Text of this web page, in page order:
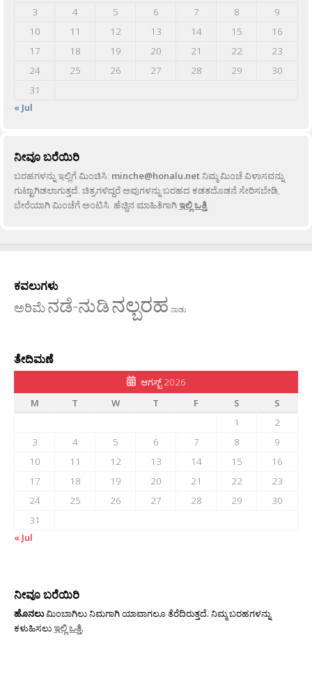
3
4 5 6 7 8
9
10
11 12 13 14 15
16
17
18 19 20 21 22
23
24
25 26 27 28 29
30
31
« Jul
ನೀವೂ ಬರೆಯಿರಿ
ಬರಹಗಳನ್ನು ಇಲ್ಲಿಗೆ ಮಿಂಚಿಸಿ: minche@honalu.netನಿಮ್ಮ ಮಿಂಚೆ ವಿಳಾಸವನ್ನು
ಗುಟ್ಟಾಗಿಡಲಾಗುತ್ತದೆ. ಚಿತ್ರಗಳಿದ್ದರೆ ಅವುಗಳನ್ನು ಬರಹದ ಕಡತದೊಡನೆ ಸೇರಿಸಬೇಡಿ,
ಬೇರೆಯಾಗಿ ಮಿಂಚೆಗೆ ಅಂಟಿಸಿ. ಹೆಚ್ಚಿನ ಮಾಹಿತಿಗಾಗಿಇಲ್ಲಿ ಒತ್ತಿ.
ಕವಲುಗಳು
ಅರಿಮೆನಡೆ-ನುಡಿನಲ್ಬರಹ ನಾಡು
ತೇದಿಮಣೆ
ಆಗಸ್ಟ್ 2026
M
T W T F S
S
1
2
3
4 5 6 7 8
9
10
11 12 13 14 15
16
17
18 19 20 21 22
23
24
25 26 27 28 29
30
31
« Jul
ನೀವೂ ಬರೆಯಿರಿ
ಹೊನಲುಮಿಂಬಾಗಿಲು ನಿಮಗಾಗಿ ಯಾವಾಗಲೂ ತೆರೆದಿರುತ್ತದೆ. ನಿಮ್ಮ ಬರಹಗಳನ್ನು
ಕಳುಹಿಸಲುಇಲ್ಲಿ ಒತ್ತಿ.